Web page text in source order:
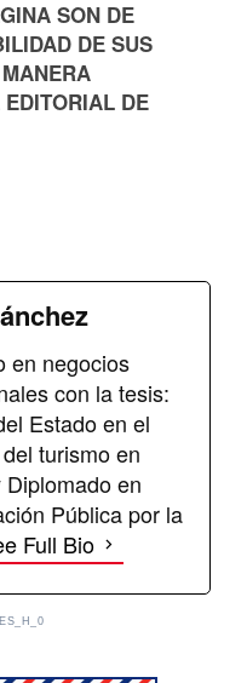
SON DE
DE SUS
DE
en negocios
con la tesis:
Estado en el
turismo en
en
Pública por la
Full Bio